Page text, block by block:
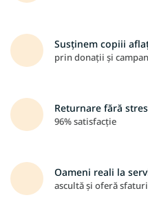
Susținem copiii
prin donații și
Returnare fără
96% satisfacție
Oameni reali la
ascultă și oferă sfaturi